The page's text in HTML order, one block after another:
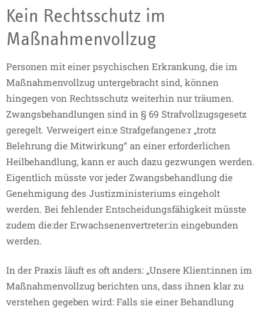
Kein Rechtsschutz im
Maßnahmenvollzug
Personen mit einer psychischen Erkrankung, die im
Maßnahmenvollzug untergebracht sind, können
hingegen von Rechtsschutz weiterhin nur träumen.
Zwangsbehandlungen sind in § 69 Strafvollzugsgesetz
geregelt. Verweigert ein:e Strafgefangene:r „trotz
Belehrung die Mitwirkung“ an einer erforderlichen
Heilbehandlung, kann er auch dazu gezwungen werden.
Eigentlich müsste vor jeder Zwangsbehandlung die
Genehmigung des Justizministeriums eingeholt
werden. Bei fehlender Entscheidungsfähigkeit müsste
zudem die:der Erwachsenenvertreter:in eingebunden
werden.
In der Praxis läuft es oft anders: „Unsere Klient:innen im
Maßnahmenvollzug berichten uns, dass ihnen klar zu
verstehen gegeben wird: Falls sie einer Behandlung